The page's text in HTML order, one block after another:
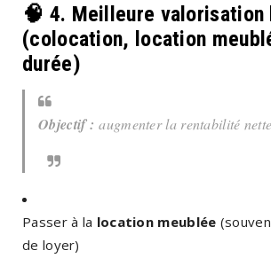
🧠 4. Meilleure
(colocation, location
durée)
Objectif : augmenter la rentabilité
Passer à la location meublée
de loyer)